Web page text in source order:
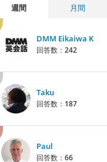
週間 月間
DMM Eikaiwa K
回答数： 242
Taku
回答数： 187
Paul
回答数： 66